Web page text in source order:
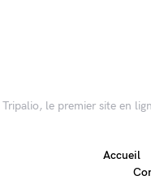
Tripalio, le premier site en
Accueil